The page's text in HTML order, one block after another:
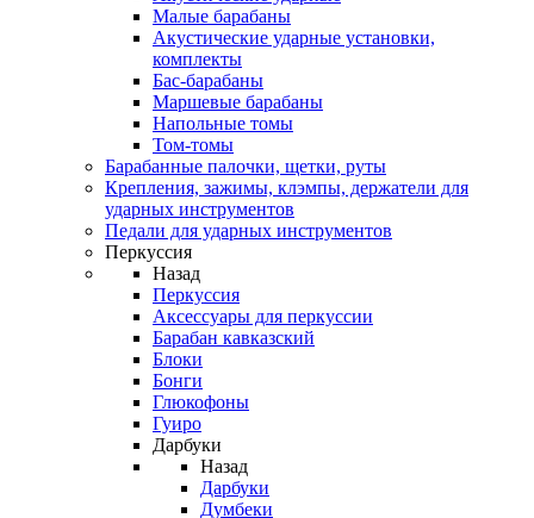
Mалые барабаны
Акустические ударные установки,
комплекты
Бас-барабаны
Маршевые барабаны
Напольные томы
Том-томы
Барабанные палочки, щетки, руты
Крепления, зажимы, клэмпы, держатели для
ударных инструментов
Педали для ударных инструментов
Перкуссия
Назад
Перкуссия
Аксессуары для перкуссии
Барабан кавказский
Блоки
Бонги
Глюкофоны
Гуиро
Дарбуки
Назад
Дарбуки
Думбеки